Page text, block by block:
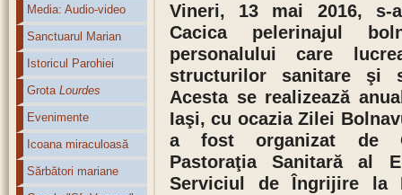
Media: Audio-video
Sanctuarul Marian
Istoricul Parohiei
Grota Lourdes
Evenimente
Icoana miraculoasă
Sărbători mariane
Vineri, 13 mai 2016, s-
Cacica pelerinajul
personalului care
structurilor sanitare şi
Acesta se realizează
Iaşi, cu ocazia Zilei
a fost organizat de
Pastoraţia Sanitară al
Serviciul de Îngrijire la